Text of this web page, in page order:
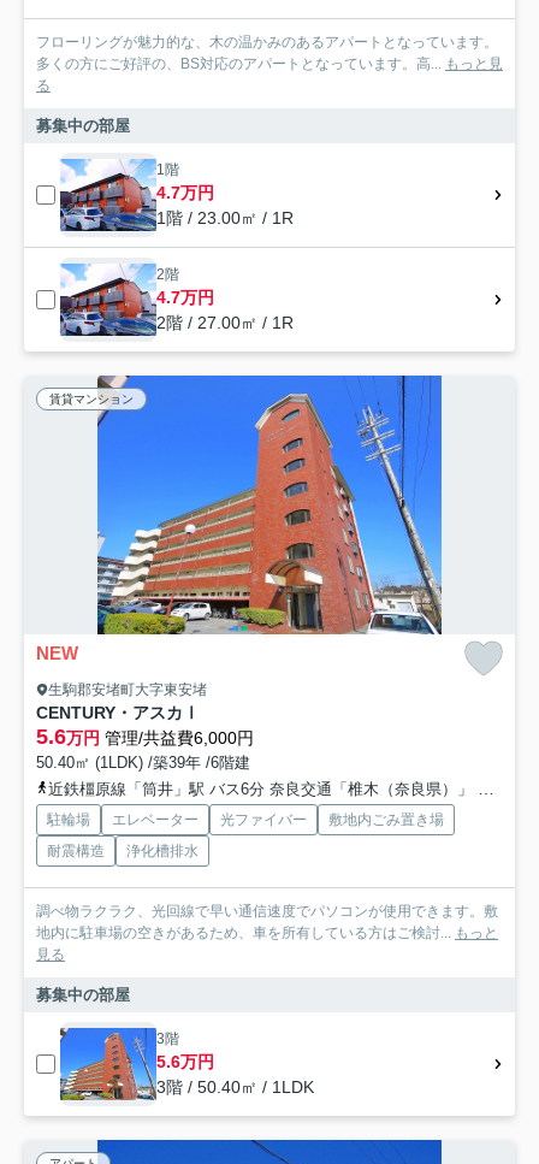
フローリングが魅力的な、木の温かみのあるアパートとなっています。
多くの方にご好評の、BS対応のアパートとなっています。高... もっと見
る
募集中の部屋
1階
4.7万円
1階 / 23.00㎡ / 1R
2階
4.7万円
2階 / 27.00㎡ / 1R
賃貸マンション
NEW
生駒郡安堵町大字東安堵
CENTURY・アスカⅠ
5.6万円 管理/共益費6,000円
50.40㎡ (1LDK) /築39年 /6階建
近鉄橿原線「筒井」駅 バス6分 奈良交通「椎木（奈良県）」 停歩9分
駐輪場 エレベーター 光ファイバー
敷地内ごみ置き場
耐震構造
浄化槽排水
調べ物ラクラク、光回線で早い通信速度でパソコンが使用できます。敷
地内に駐車場の空きがあるため、車を所有している方はご検討... もっと
見る
募集中の部屋
3階
5.6万円
3階 / 50.40㎡ / 1LDK